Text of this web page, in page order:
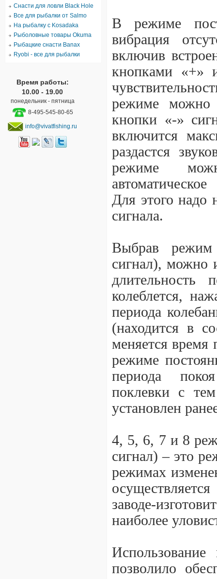
Снасти для ловли Black Hole
Все для рыбалки от Salmo
На рыбалку с Kosadaka
Рыболовные товары Okuma
Рыбацкие снасти Banax
Ryobi - все для рыбалки
Время работы:
10.00 - 19.00
понедельник - пятница
8-495-545-80-65
info@vivatfishing.ru
В режиме
вибрация
включив
кнопками «+»
режиме можно
кнопки «-»
включится
раздастся
режиме
Для этого надо
сигнала.
Выбрав режим
сигнал), можно
длительность
колеблется,
периода
(находится в
меняется время
режиме
периода
поклевки с
установлен
4, 5, 6, 7 и 8
сигнал) – это
режимах
заводе-
наиболее
позволило